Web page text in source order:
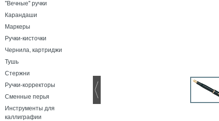
"Вечные" ручки
Карандаши
Маркеры
Ручки-кисточки
Чернила, картриджи
Тушь
Стержни
Ручки-корректоры
Сменные перья
Инструменты для
каллиграфии